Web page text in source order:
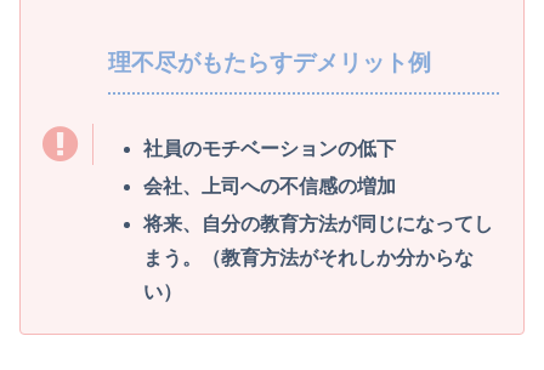
理不尽がもたらすデメリット例
社員のモチベーションの低下
会社、上司への不信感の増加
将来、自分の教育方法が同じになってし
まう。（教育方法がそれしか分からな
い）